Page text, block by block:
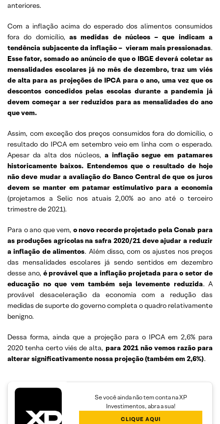
anteriores.
Com a inflação acima do esperado dos alimentos consumidos
fora do domicílio, as medidas de núcleos – que indicam a
tendência subjacente da inflação – vieram mais pressionadas.
Esse fator, somado ao anúncio de que o IBGE deverá coletar as
mensalidades escolares já no mês de dezembro, traz um viés
de alta para as projeções de IPCA para o ano, uma vez que os
descontos concedidos pelas escolas durante a pandemia já
devem começar a ser reduzidos para as mensalidades do ano
que vem.
Assim, com exceção dos preços consumidos fora do domicílio, o
resultado do IPCA em setembro veio em linha com o esperado.
Apesar da alta dos núcleos, a inflação segue em patamares
historicamente baixos. Entendemos que o resultado de hoje
não deve mudar a avaliação do Banco Central de que os juros
devem se manter em patamar estimulativo para a economia
(projetamos a Selic nos atuais 2,00% ao ano até o terceiro
trimestre de 2021).
Para o ano que vem, o novo recorde projetado pela Conab para
as produções agrícolas na safra 2020/21 deve ajudar a reduzir
a inflação de alimentos. Além disso, com os ajustes nos preços
das mensalidades escolares já sendo sentidos em dezembro
desse ano, é provável que a inflação projetada para o setor de
educação no que vem também seja levemente reduzida. A
provável desaceleração da economia com a redução das
medidas de suporte do governo completa o quadro relativamente
benigno.
Dessa forma, ainda que a projeção para o IPCA em 2,6% para
2020 tenha certo viés de alta, para 2021 não vemos razão para
alterar significativamente nossa projeção (também em 2,6%).
Se você ainda não tem conta na XP
Investimentos, abra a sua!
CLIQUE AQUI